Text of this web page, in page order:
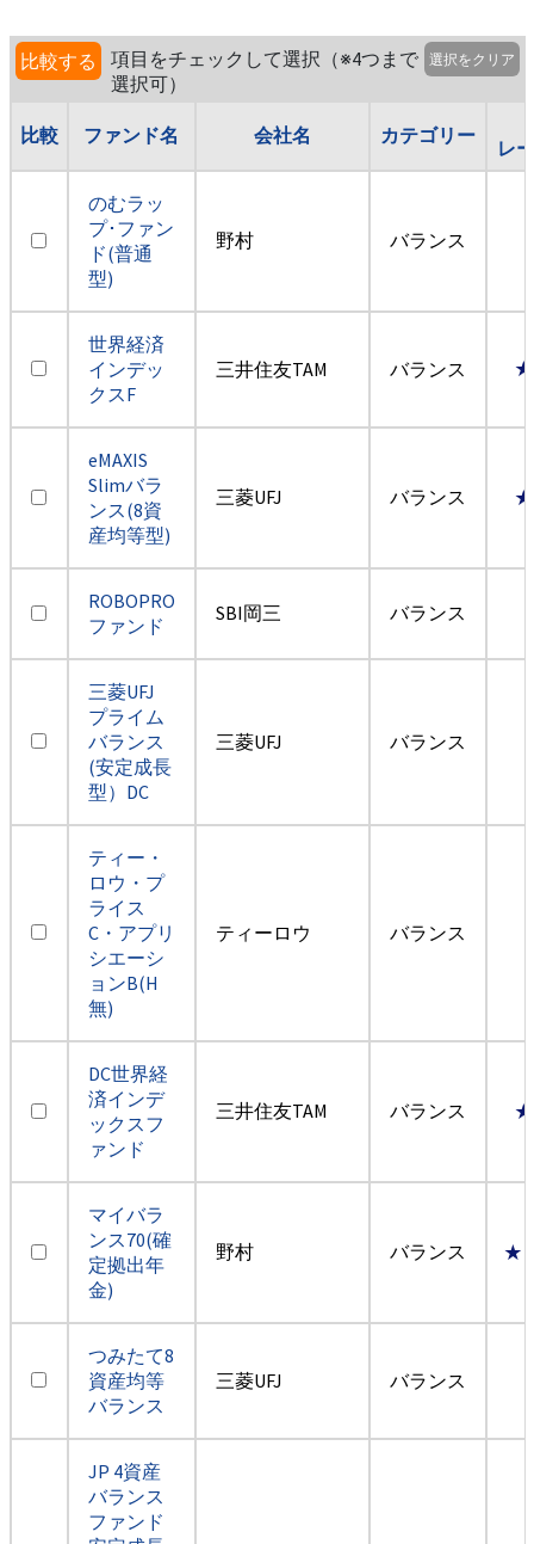
比較する
項目をチェックして選択（※4つまで
選択可）
選択をクリア
比較 ファンド名 会社名 カテゴリー
レ
のむラッ
プ･ファン
ド(普通
型)
野村 バランス
世界経済
インデッ
クスF
三井住友TAM バランス
eMAXIS
Slimバラ
ンス(8資
産均等型)
三菱UFJ バランス
ROBOPRO
ファンド
SBI岡三 バランス
三菱UFJ
プライム
バランス
(安定成長
型）DC
三菱UFJ バランス
ティー・
ロウ・プ
ライス
C・アプリ
シエーシ
ョンB(H
無)
ティーロウ バランス
DC世界経
済インデ
ックスフ
ァンド
三井住友TAM バランス
マイバラ
ンス70(確
定拠出年
金)
野村 バランス
つみたて8
資産均等
バランス
三菱UFJ バランス
JP 4資産
バランス
ファンド